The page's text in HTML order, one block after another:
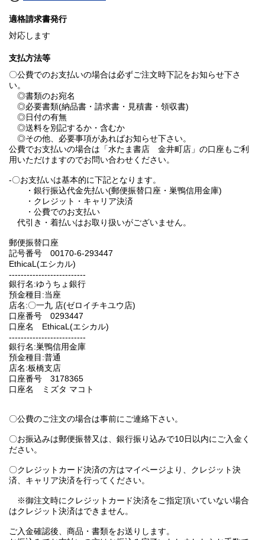
適格請求書発行
対応します
支払方法等
〇公費でのお支払いの場合は必ずご注文時下記をお知らせ下さ
い。
◎書類のお宛名
◎必要書類(納品書・請求書・見積書・領収書)
◎日付の有無
◎送料を別記するか・含むか
◎その他、必要事項があればお知らせ下さい。
公費でお支払いの場合は「水たま書店 金井町店」の口座もご利
用いただけますのでお問い合わせください。
-〇お支払いは基本的に下記となります。
・銀行振込代金先払い(郵便振替口座・巣鴨信用金庫)
・クレジット・キャリア決済
・公費でのお支払い
代引き・着払いはお取り扱いがございません。
郵便振替口座
記号番号 00170-6-293447
EthicaL(エシカル)
--------------------------
銀行名:ゆうちょ銀行
預金種目:当座
店名:〇一九 店(ゼロイチキユウ店)
口座番号 0293447
口座名 EthicaL(エシカル)
--------------------------
銀行名:巣鴨信用金庫
預金種目:普通
店名:板橋支店
口座番号 3178365
口座名 ミズタ マコト
〇公費のご注文の場合は事前にご連絡下さい。
〇お振込みは郵便振替又は、銀行振り込みで10日以内にご入金く
ださい。
〇クレジットカード決済の方はマイページより、クレジット決
済、キャリア決済を行ってください。
※御注文時にクレジットカード決済をご指定頂いていない場合
はクレジット決済はできません。
ご入金確認後、商品・書類をお送りします。